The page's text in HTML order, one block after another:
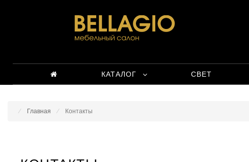
КАТАЛОГ СВЕТ
Главная Контакты